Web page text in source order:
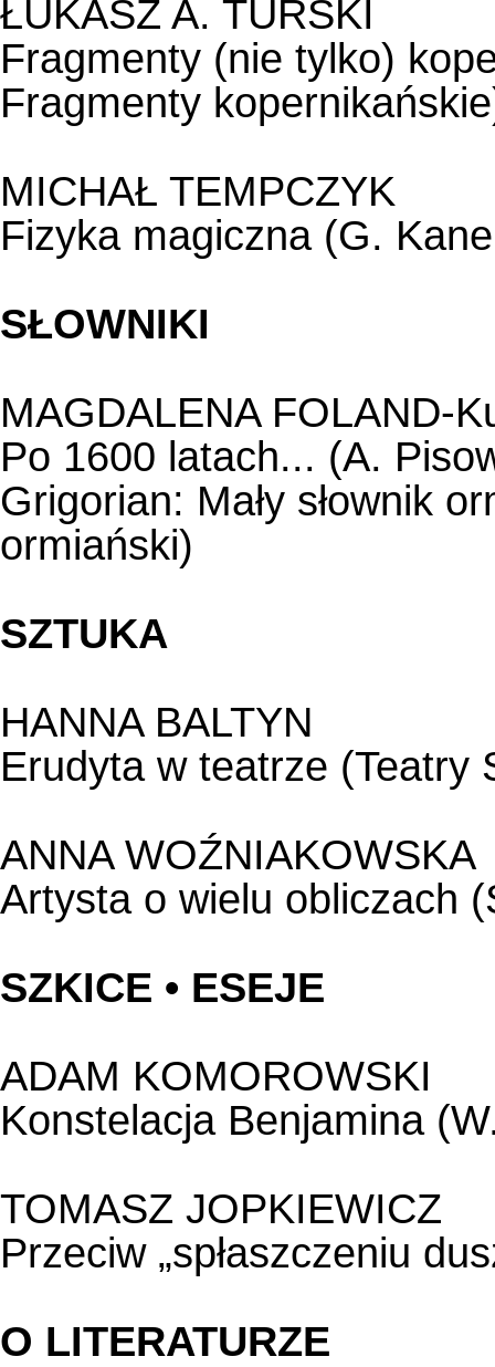
ŁUKASZ A. TURSKI
Fragmenty (nie tylko)
Fragmenty
MICHAŁ TEMPCZYK
Fizyka magiczna (G.
SŁOWNIKI
MAGDALENA FOLAND-
Po 1600 latach... (A.
Grigorian: Mały słownik
ormiański)
SZTUKA
HANNA BALTYN
Erudyta w teatrze (Teatry
ANNA WOŹNIAKOWSKA
Artysta o wielu obliczach
SZKICE • ESEJE
ADAM KOMOROWSKI
Konstelacja Benjamina
TOMASZ JOPKIEWICZ
Przeciw „spłaszczeniu
O LITERATURZE